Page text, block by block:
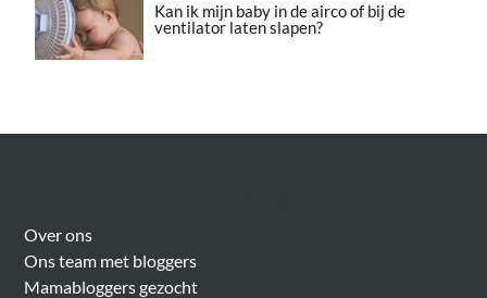
Kan ik mijn baby in de airco of bij de
ventilator laten slapen?
Over ons
Ons team met bloggers
Mamabloggers gezocht